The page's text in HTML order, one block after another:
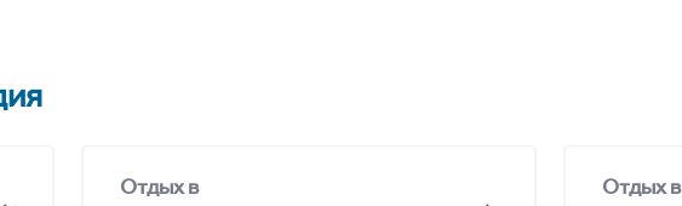
Отдых в Отдых в